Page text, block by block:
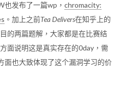
也发布了一篇wp， chromacity:
。加上之前Tea Delivers在知乎上的
的两篇题解，大家都是在比赛结
面说明这是真实存在的0day，需
面也大致体现了这个漏洞学习的价